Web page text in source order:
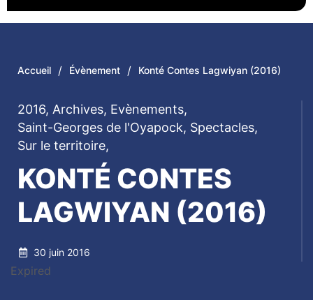
Accueil / Évènement / Konté Contes Lagwiyan (2016)
2016, Archives, Evènements,
Saint-Georges de l'Oyapock, Spectacles,
Sur le territoire,
KONTÉ CONTES
LAGWIYAN (2016)
30 juin 2016
Expired